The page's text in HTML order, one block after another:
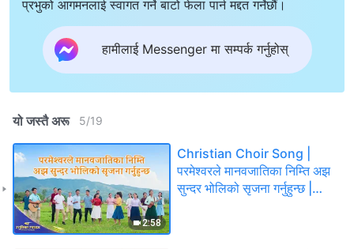
प्रभुको आगमनलाई स्वागत गर्ने बाटो फेला पार्न मद्दत गर्नेछौं।
हामीलाई Messenger मा सम्पर्क गर्नुहोस्
यो जस्तै अरू 5/19
2:58
Christian Choir Song |
परमेश्‍वरले मानवजातिका निम्ति अझ
सुन्दर भोलिको सृजना गर्नुहुन्छ |